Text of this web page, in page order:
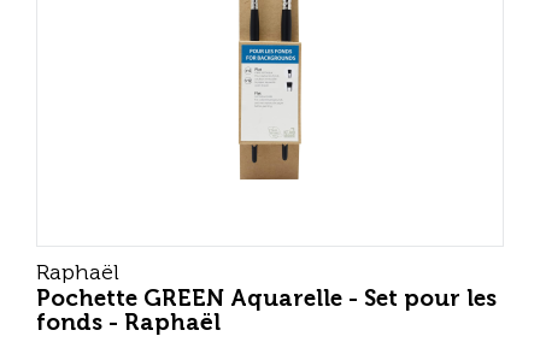
Raphaël
Pochette GREEN Aquarelle - Set pour les
fonds - Raphaël